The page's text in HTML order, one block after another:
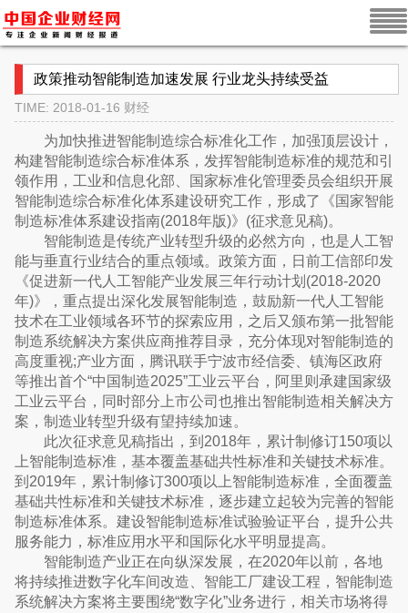
政策推动智能制造加速发展 行业龙头持续受益
TIME: 2018-01-16 财经
为加快推进智能制造综合标准化工作，加强顶层设计，
构建智能制造综合标准体系，发挥智能制造标准的规范和引
领作用，工业和信息化部、国家标准化管理委员会组织开展
智能制造综合标准化体系建设研究工作，形成了《国家智能
制造标准体系建设指南(2018年版)》(征求意见稿)。
智能制造是传统产业转型升级的必然方向，也是人工智
能与垂直行业结合的重点领域。政策方面，日前工信部印发
《促进新一代人工智能产业发展三年行动计划(2018-2020
年)》，重点提出深化发展智能制造，鼓励新一代人工智能
技术在工业领域各环节的探索应用，之后又颁布第一批智能
制造系统解决方案供应商推荐目录，充分体现对智能制造的
高度重视;产业方面，腾讯联手宁波市经信委、镇海区政府
等推出首个“中国制造2025”工业云平台，阿里则承建国家级
工业云平台，同时部分上市公司也推出智能制造相关解决方
案，制造业转型升级有望持续加速。
此次征求意见稿指出，到2018年，累计制修订150项以
上智能制造标准，基本覆盖基础共性标准和关键技术标准。
到2019年，累计制修订300项以上智能制造标准，全面覆盖
基础共性标准和关键技术标准，逐步建立起较为完善的智能
制造标准体系。建设智能制造标准试验验证平台，提升公共
服务能力，标准应用水平和国际化水平明显提高。
智能制造产业正在向纵深发展，在2020年以前，各地
将持续推进数字化车间改造、智能工厂建设工程，智能制造
系统解决方案将主要围绕“数字化”业务进行，相关市场将得